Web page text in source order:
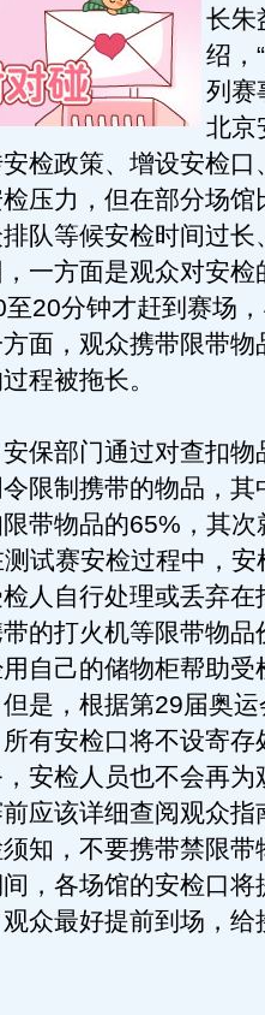
长朱
绍，
列赛
北京
检政策、增设安检口
压力，但在部分场馆
队等候安检时间过长
一方面是观众对安检
20分钟才赶到赛场
面，观众携带限带物
程被拖长。
部门通过对查扣物
限制携带的物品，其
带物品的65%，其次
试赛安检过程中，安
人自行处理或丢弃在
的打火机等限带物品
自己的储物柜帮助受
是，根据第29届奥
有安检口将不设寄存
安检人员也不会再为
应该详细查阅观众指
知，不要携带禁限带
，各场馆的安检口将
众最好提前到场，给